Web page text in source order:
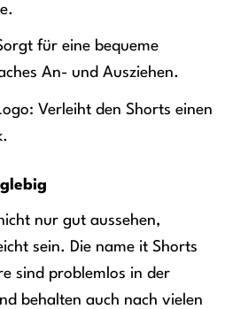
für eine bequeme
An- und Ausziehen.
Verleiht den Shorts einen
nur gut aussehen,
sein. Die name it Shorts
sind problemlos in der
behalten auch nach vielen